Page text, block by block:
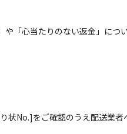
「心当たりのない返金」につ
No.]をご確認のうえ配送業者